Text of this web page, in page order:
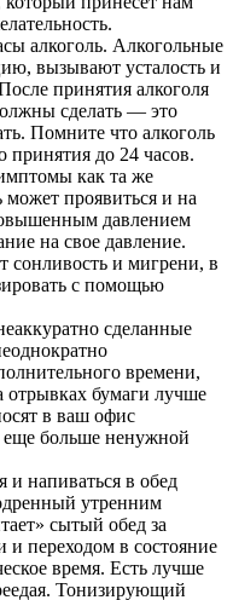
алкоголь. Алкогольные
вызывают усталость и
принятия алкоголя
сделать — это
Помните что алкоголь
принятия до 24 часов.
как та же
может проявиться и на
давлением
на свое давление.
сонливость и мигрени, в
с помощью
сделанные
времени,
отрывках бумаги лучше
в ваш офис
еще больше ненужной
и напиваться в обед
утренним
сытый обед за
и переходом в состояние
время. Есть лучше
Тонизирующий